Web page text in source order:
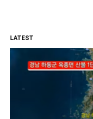
LATEST